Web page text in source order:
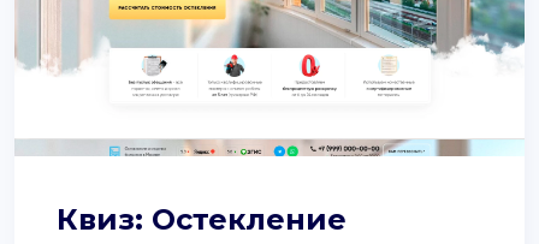
Квиз: Остекление